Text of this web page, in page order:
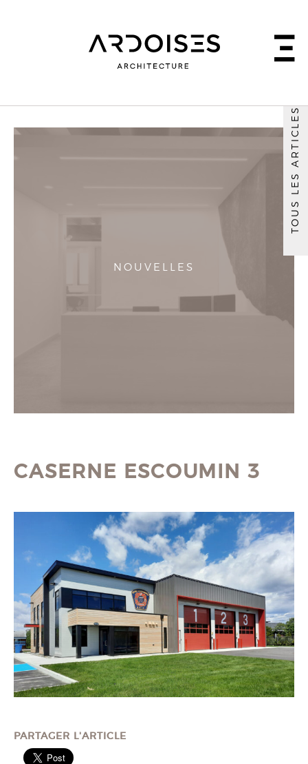
NOUVELLES
CASERNE ESCOUMIN 3
PARTAGER L'ARTICLE
TOUS LES ARTICLES